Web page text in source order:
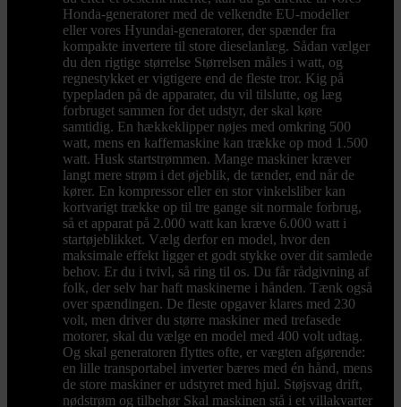
Honda-generatorer med de velkendte EU-modeller
eller vores Hyundai-generatorer, der spænder fra
kompakte invertere til store dieselanlæg. Sådan vælger
du den rigtige størrelse Størrelsen måles i watt, og
regnestykket er vigtigere end de fleste tror. Kig på
typepladen på de apparater, du vil tilslutte, og læg
forbruget sammen for det udstyr, der skal køre
samtidig. En hækkeklipper nøjes med omkring 500
watt, mens en kaffemaskine kan trække op mod 1.500
watt. Husk startstrømmen. Mange maskiner kræver
langt mere strøm i det øjeblik, de tænder, end når de
kører. En kompressor eller en stor vinkelsliber kan
kortvarigt trække op til tre gange sit normale forbrug,
så et apparat på 2.000 watt kan kræve 6.000 watt i
startøjeblikket. Vælg derfor en model, hvor den
maksimale effekt ligger et godt stykke over dit samlede
behov. Er du i tvivl, så ring til os. Du får rådgivning af
folk, der selv har haft maskinerne i hånden. Tænk også
over spændingen. De fleste opgaver klares med 230
volt, men driver du større maskiner med trefasede
motorer, skal du vælge en model med 400 volt udtag.
Og skal generatoren flyttes ofte, er vægten afgørende:
en lille transportabel inverter bæres med én hånd, mens
de store maskiner er udstyret med hjul. Støjsvag drift,
nødstrøm og tilbehør Skal maskinen stå i et villakvarter